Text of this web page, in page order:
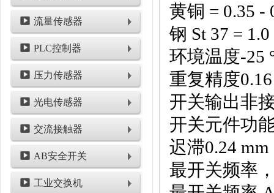
流量传感器
PLC控制器
压力传感器
光电传感器
交流接触器
AB安全开关
工业交换机
黄铜 = 0.35 -
钢 St 37 = 1.0
环境温度-25
重复精度
开关输出非
开关元件功
迟滞0.24 mm
最开关频率